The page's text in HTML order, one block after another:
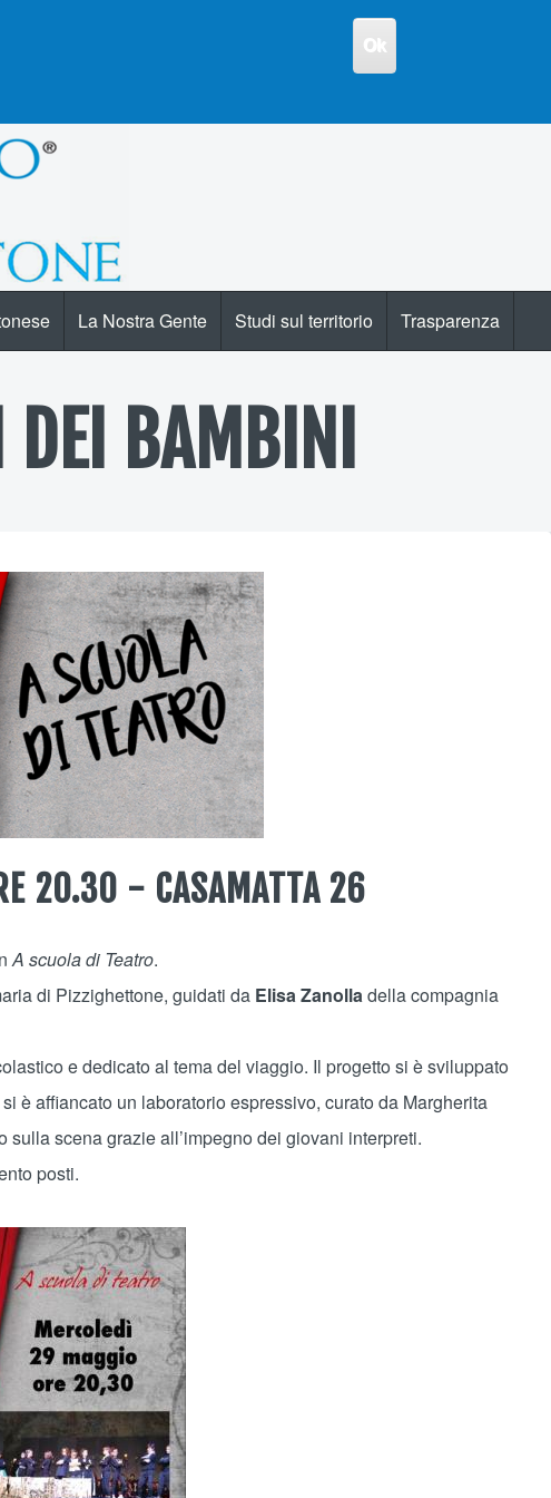
Ok
La Nostra Gente Studi sul territorio Trasparenza
BAMBINI
20.30 - CASAMATTA 26
A scuola di Teatro.
di Pizzighettone, guidati da Elisa Zanolladella compagnia
e dedicato al tema del viaggio. Il progetto si è sviluppato
è affiancato un laboratorio espressivo, curato da Margherita
scena grazie all’impegno dei giovani interpreti.
posti.